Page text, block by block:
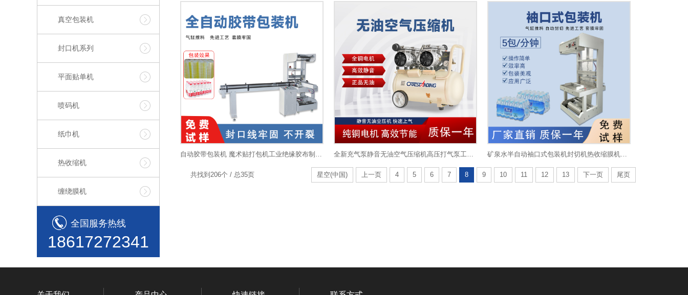
真空包装机
封口机系列
平面贴单机
喷码机
纸巾机
热收缩机
缠绕膜机
全国服务热线
18617272341
自动胶带包装机 魔术贴打包机工业绝缘胶布制袋包装机器 全新充气泵静音无油空气压缩机高压打气泵工业级空气大功率充气 矿泉水半自动袖口式包装机封切机热收缩膜机玻璃水袖口 机套膜机
共找到206个 / 总35页 星空(中国) 上一页 4 5 6 7 8 9 10 11 12 13 下一页 尾页